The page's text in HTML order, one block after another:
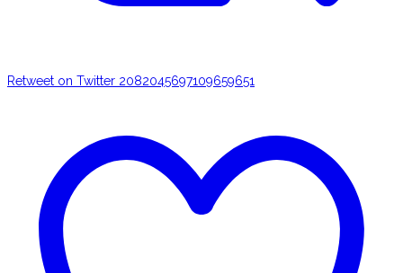
Retweet on Twitter 2082045697109659651